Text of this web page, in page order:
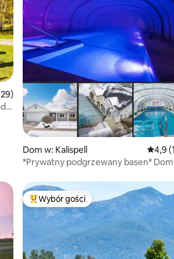
4,97 na 5, liczba recenzji: 129
Dom w: Kalispell
4,9
*Prywatny podgrzewany basen* Dom
Najpopularniejsze z kategorii Wybór
Wybór gości